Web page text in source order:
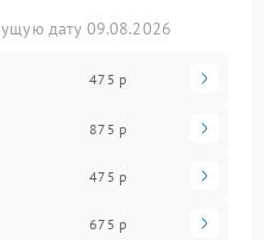
дату 09.08.2026
475 р
875 р
475 р
675 р